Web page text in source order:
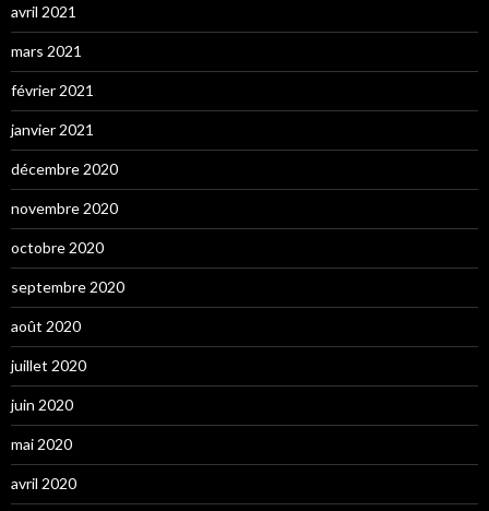
avril 2021
mars 2021
février 2021
janvier 2021
décembre 2020
novembre 2020
octobre 2020
septembre 2020
août 2020
juillet 2020
juin 2020
mai 2020
avril 2020